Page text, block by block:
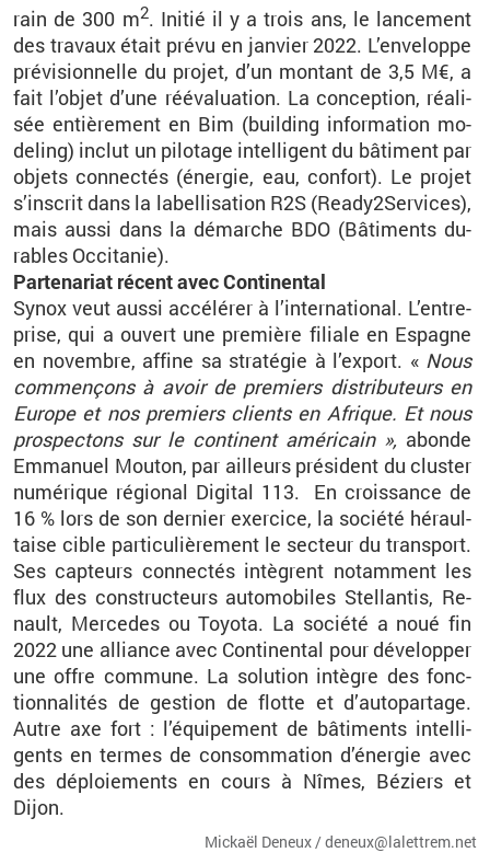
rain de 300 m2. Ini­tié il y a trois ans, le lan­ce­ment
des tra­vaux était prévu en jan­vier 2022. L’en­ve­loppe
pré­vi­sion­nelle du pro­jet, d’un mon­tant de 3,5 M€, a
fait l’ob­jet d’une ré­éva­lua­tion. La concep­tion, réa­li­
sée en­tiè­re­ment en Bim (buil­ding in­for­ma­tion mo­
de­ling) in­clut un pi­lo­tage in­tel­li­gent du bâ­ti­ment par
ob­jets connec­tés (éner­gie, eau, confort). Le pro­jet
s’ins­crit dans la la­bel­li­sa­tion R2S (Rea­dy2­Ser­vices),
mais aussi dans la dé­marche BDO (Bâ­ti­ments du­
rables Oc­ci­ta­nie).
Par­te­na­riat ré­cent avec Conti­nen­tal
Synox veut aussi ac­cé­lé­rer à l’in­ter­na­tio­nal. L’en­tre­
prise, qui a ou­vert une pre­mière fi­liale en Es­pagne
en no­vembre, af­fine sa stra­té­gie à l’ex­port. « Nous
com­men­çons à avoir de pre­miers dis­tri­bu­teurs en
Eu­rope et nos pre­miers clients en Afrique. Et nous
pros­pec­tons sur le conti­nent amé­ri­cain », abonde
Em­ma­nuel Mou­ton, par ailleurs pré­sident du clus­ter
nu­mé­rique ré­gio­nal Di­gi­tal 113. En crois­sance de
16 % lors de son der­nier exer­cice, la so­ciété hé­raul­
taise cible par­ti­cu­liè­re­ment le sec­teur du trans­port.
Ses cap­teurs connec­tés in­tègrent no­tam­ment les
flux des construc­teurs au­to­mo­biles Stel­lan­tis, Re­
nault, Mer­cedes ou Toyota. La so­ciété a noué fin
2022 une al­liance avec Conti­nen­tal pour dé­ve­lop­per
une offre com­mune. La so­lu­tion in­tègre des fonc­
tion­na­li­tés de ges­tion de flotte et d’au­to­par­tage.
Autre axe fort : l’équi­pe­ment de bâ­ti­ments in­tel­li­
gents en termes de consom­ma­tion d’éner­gie avec
des dé­ploie­ments en cours à Nîmes, Bé­ziers et
Dijon.
Mickaël De­neux / de­neux@​la­let­trem.​net